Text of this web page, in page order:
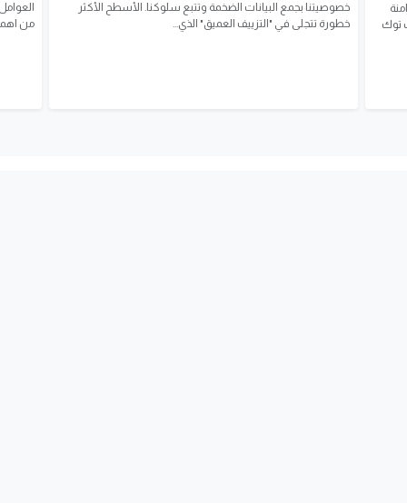
توك
خصوصيتنا بجمع البيانات الضخمة وتتبع سلوكنا. الأسطح الأكثر
خطورة تتجلى في "التزييف العميق" الذي...
من